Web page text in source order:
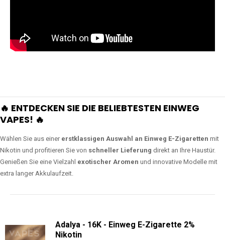
🔥 ENTDECKEN SIE DIE BELIEBTESTEN EINWEG
VAPES! 🔥
Wählen Sie aus einer erstklassigen Auswahl an Einweg E-Zigaretten mit
Nikotin und profitieren Sie von schneller Lieferung direkt an Ihre Haustür.
Genießen Sie eine Vielzahl exotischer Aromen und innovative Modelle mit
extra langer Akkulaufzeit.
Adalya - 16K - Einweg E-Zigarette 2%
Nikotin